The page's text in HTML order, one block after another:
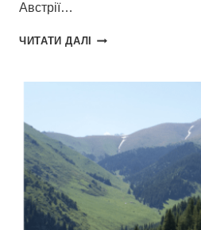
Австрії…
ЧИТАТИ ДАЛІ
СУСПІЛЬНІ
НАУКОВІ
З
СЕГМЕНТОВАНИМИ
ДІЛЯНКАМИ
ПІД
ЧАС